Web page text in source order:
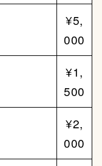
¥5,
000
¥1,
500
¥2,
000